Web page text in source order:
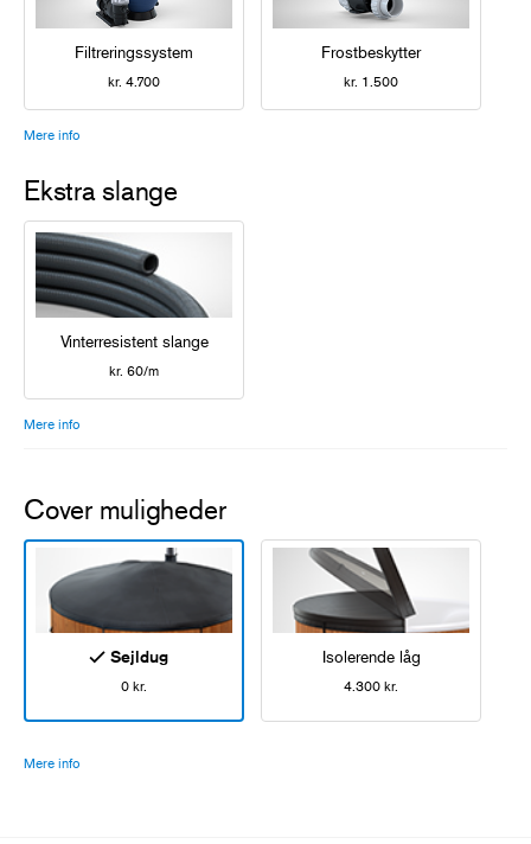
Filtreringssystem
kr. 4.700
Frostbeskytter
kr. 1.500
Mere info
Ekstra slange
Vinterresistent slange
kr. 60/m
Mere info
Cover muligheder
Sejldug
0 kr.
Isolerende låg
4.300 kr.
Mere info